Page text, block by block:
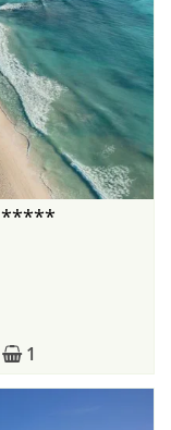
*****
1